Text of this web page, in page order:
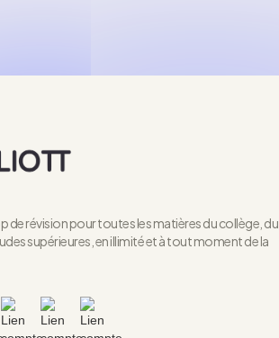
de révision pour toutes les matières du collège, du
supérieures, en illimité et à tout moment de la